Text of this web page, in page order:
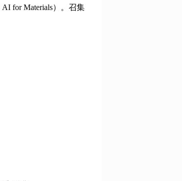
for Materials）。召集